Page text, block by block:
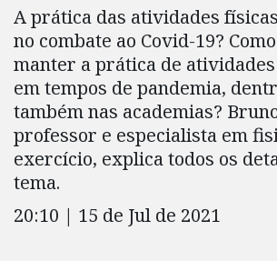
A prática das atividades
no combate ao Covid-19?
manter a prática de
em tempos de pandemia,
também nas academias?
professor e especialista em
exercício, explica todos os
tema.
20:10 | 15 de Jul de 2021